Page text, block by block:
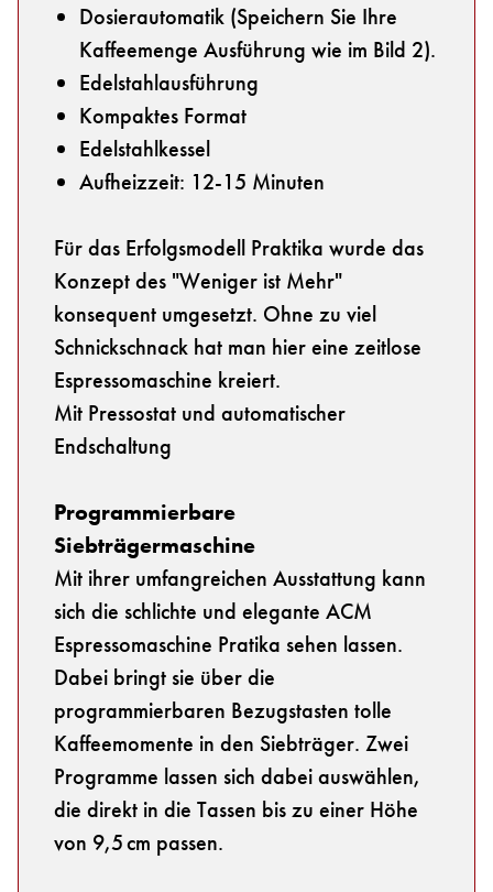
Dosierautomatik (Speichern Sie Ihre
Kaffeemenge Ausführung wie im Bild 2).
Edelstahlausführung
Kompaktes Format
Edelstahlkessel
Aufheizzeit: 12-15 Minuten
Für das Erfolgsmodell Praktika wurde das
Konzept des "Weniger ist Mehr"
konsequent umgesetzt. Ohne zu viel
Schnickschnack hat man hier eine zeitlose
Espressomaschine kreiert.
Mit Pressostat und automatischer
Endschaltung
Programmierbare
Siebträgermaschine
Mit ihrer umfangreichen Ausstattung kann
sich die schlichte und elegante ACM
Espressomaschine Pratika sehen lassen.
Dabei bringt sie über die
programmierbaren Bezugstasten tolle
Kaffeemomente in den Siebträger. Zwei
Programme lassen sich dabei auswählen,
die direkt in die Tassen bis zu einer Höhe
von 9,5 cm passen.